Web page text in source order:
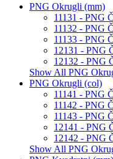
PNG Okrugli (mm)
11131 - PNG
11132 - PNG
11133 - PNG
12131 - PNG
12132 - PNG
Show All PNG
PNG Okrugli (col)
11141 - PNG
11142 - PNG
11143 - PNG
12141 - PNG
12142 - PNG
Show All PNG